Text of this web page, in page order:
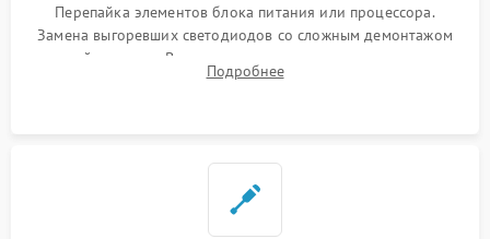
Перепайка элементов блока питания или процессора.
Замена выгоревших светодиодов со сложным демонтажом
хрупкой матрицы. Восстановление поврежденных дорожек,
прошивка микросхем памяти EEPROM
Подробнее